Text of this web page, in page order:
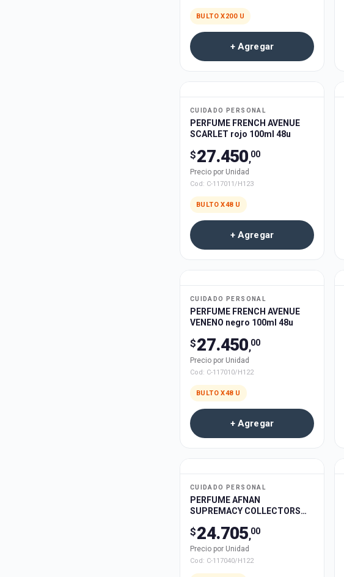
BULTO X200 U
+ Agregar
CUIDADO PERSONAL
PERFUME FRENCH AVENUE
SCARLET rojo 100ml 48u
$27.450,00
Precio por Unidad
Cod: C-117011/H123
BULTO X48 U
+ Agregar
CUIDADO PERSONAL
PERFUME FRENCH AVENUE
VENENO negro 100ml 48u
$27.450,00
Precio por Unidad
Cod: C-117010/H122
BULTO X48 U
+ Agregar
CUIDADO PERSONAL
PERFUME AFNAN
SUPREMACY COLLECTORS
$24.705,00
Precio por Unidad
Cod: C-117040/H122